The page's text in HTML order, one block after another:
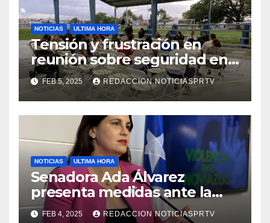
NOTICIAS ULTIMA HORA
Tensión y frustración en
reunión sobre seguridad en
Reparto Metropolitano
FEB 5, 2025 REDACCION NOTICIASPRTV
NOTICIAS ULTIMA HORA
Senadora Ada Álvarez
presenta medidas ante la
violencia en el noviazgo
FEB 4, 2025 REDACCION NOTICIASPRTV